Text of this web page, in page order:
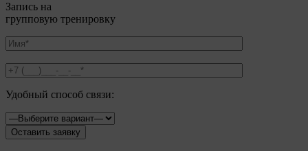
Запись на
групповую тренировку
Удобный способ связи: